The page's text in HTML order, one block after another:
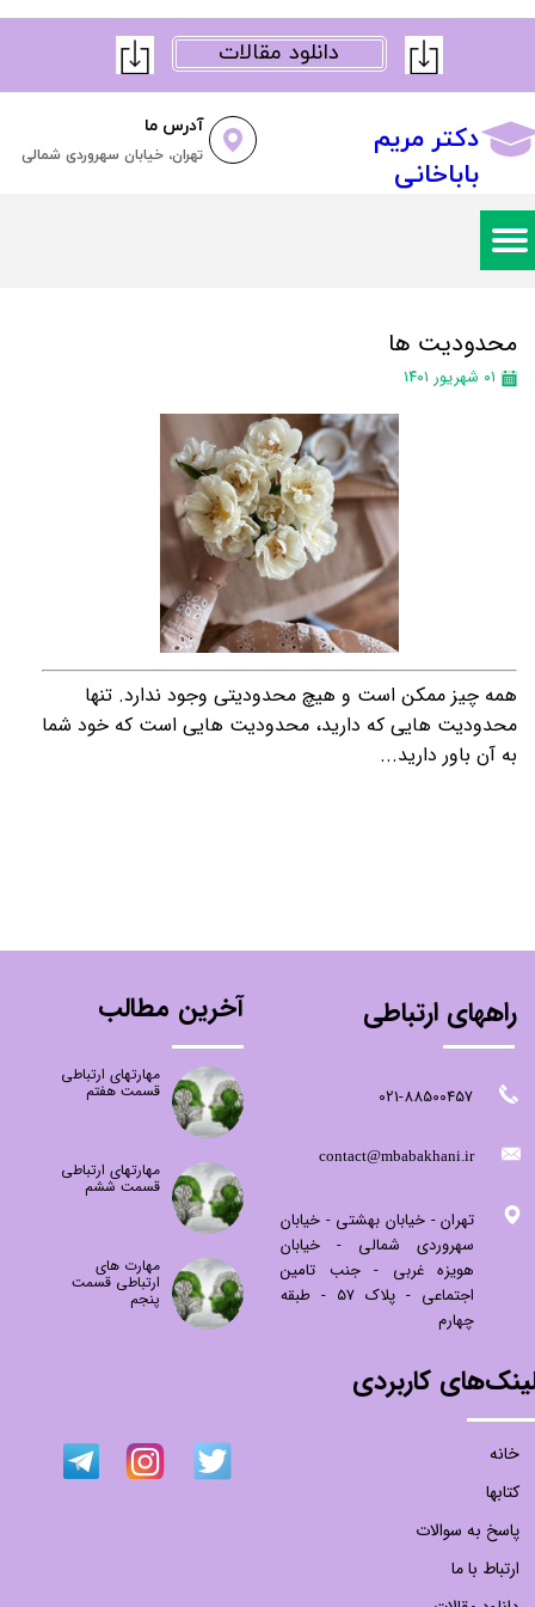
دانلود مقالات
دکتر مریم
باباخانی
آدرس ما
تهران، خیابان سهروردی شمالی
محدودیت ها
۰۱ شهریور ۱۴۰۱
همه چیز ممکن است و هیچ محدودیتی وجود ندارد. تنها
محدودیت هایی که دارید، محدودیت هایی است که خود شما
به آن باور دارید...
راههای ارتباطی
021-88500457
​contact@mbabakhani.ir​​​​​​​
تهران - خیابان بهشتی - خیابان
سهروردی شمالی - خیابان
هویزه غربی - جنب تامین
اجتماعی - پلاک 57 - طبقه
چهارم
کاربردی
خانه
کتابها
پاسخ به سوالات
ارتباط با ما
آخرین مطالب
مهارتهای ارتباطی
قسمت هفتم
مهارتهای ارتباطی
قسمت ششم
مهارت های
ارتباطی قسمت
پنجم